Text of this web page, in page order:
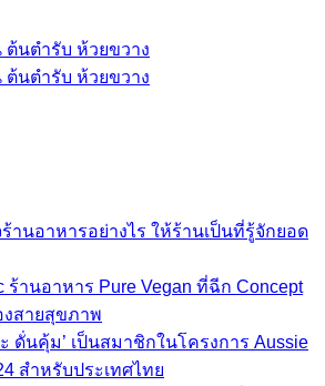
านอาหารอย่างไร ให้ร้านเป็นที่รู้จักยอด
ร้านอาหาร Pure Vegan ที่ฉีก Concept
งสายสุขภาพ
ะ ดั่นคุ้ม’ เป็นสมาชิกในโครงการ Aussie
สำหรับประเทศไทย